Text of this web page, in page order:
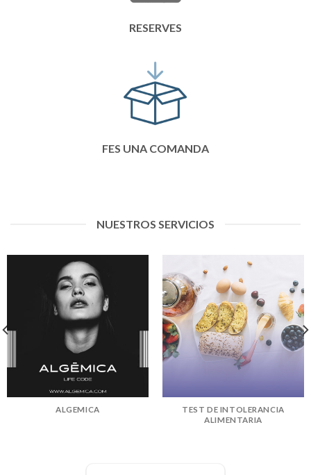
RESERVES
FES UNA COMANDA
NUESTROS SERVICIOS
ALGEMICA
TEST DE INTOLERANCIA
ALIMENTARIA